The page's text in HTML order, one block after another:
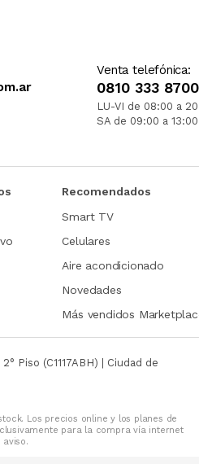
Venta telefónica:
0810 333 8700
LU-VI de 08:00 a
SA de 09:00 a 13:00
Recomendados
Smart TV
Celulares
Aire acondicionado
Novedades
Más vendidos
Piso (C1117ABH) | Ciudad de
Los precios online y los planes de
para la compra vía internet